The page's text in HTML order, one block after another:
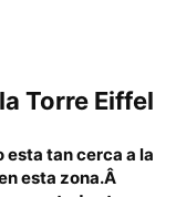
Torre Eiffel
esta tan cerca a la
esta zona.Â